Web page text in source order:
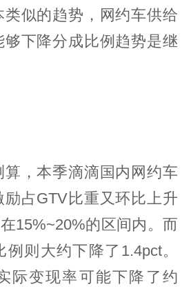
类似的趋势，网约车供给
下降分成比例趋势是继
，本季滴滴国内网约车
占GTV比重又环比上升
15%~20%的区间内。而
则大约下降了1.4pct。
际变现率可能下降了约